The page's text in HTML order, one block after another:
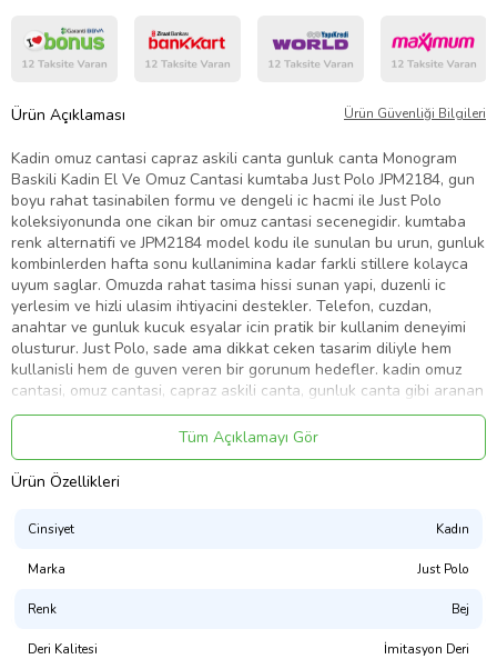
Ürün Açıklaması Ürün Güvenliği Bilgileri
Kadin omuz cantasi capraz askili canta gunluk canta Monogram
Baskili Kadin El Ve Omuz Cantasi kumtaba Just Polo JPM2184, gun
boyu rahat tasinabilen formu ve dengeli ic hacmi ile Just Polo
koleksiyonunda one cikan bir omuz cantasi secenegidir. kumtaba
renk alternatifi ve JPM2184 model kodu ile sunulan bu urun, gunluk
kombinlerden hafta sonu kullanimina kadar farkli stillere kolayca
uyum saglar. Omuzda rahat tasima hissi sunan yapi, duzenli ic
yerlesim ve hizli ulasim ihtiyacini destekler. Telefon, cuzdan,
anahtar ve gunluk kucuk esyalar icin pratik bir kullanim deneyimi
olusturur. Just Polo, sade ama dikkat ceken tasarim diliyle hem
kullanisli hem de guven veren bir gorunum hedefler. kadin omuz
cantasi, omuz cantasi, capraz askili canta, gunluk canta gibi aranan
ifade gruplarina dogal bicimde uyum saglayan bu metin, urun tipini,
kullanim amacini ve marka gucunu acik sekilde anlatir
Ürün Kodu:kcm84344468
Tüm Açıklamayı Gör
Ürün Özellikleri
Cinsiyet Kadın
Marka Just Polo
Renk Bej
Deri Kalitesi İmitasyon Deri